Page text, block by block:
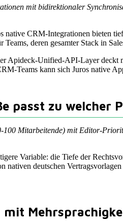
mit bidirektionaler
native CRM-Integrationen bieten
deren gesamter Stack in
Apideck-Unified-API-Layer
Teams kann sich Juros native
passt zu welcher
100 Mitarbeitende) mit Editor-
Variable: die Tiefe der
deutschen